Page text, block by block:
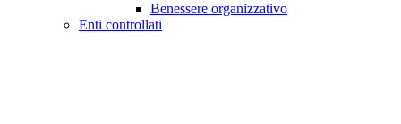
Benessere organizzativo
Enti controllati